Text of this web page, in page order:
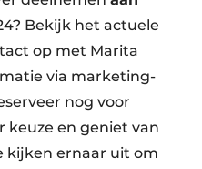
Bekijk het actuele
op met Marita
via marketing-
nog voor
keuze en geniet van
kijken ernaar uit om